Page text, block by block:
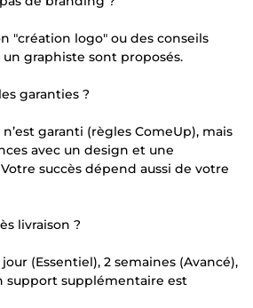
"création logo" ou des conseils
graphiste sont proposés.
garanties ?
garanti (règles ComeUp), mais
avec un design et une
succès dépend aussi de votre
livraison ?
(Essentiel), 2 semaines (Avancé),
support supplémentaire est